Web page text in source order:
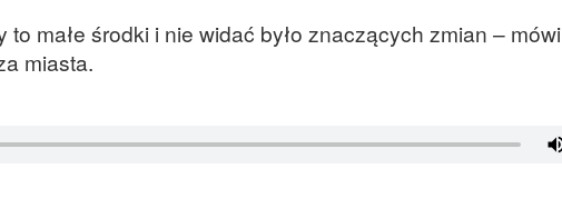
to małe środki i nie widać było znaczących zmian – mówi
miasta.